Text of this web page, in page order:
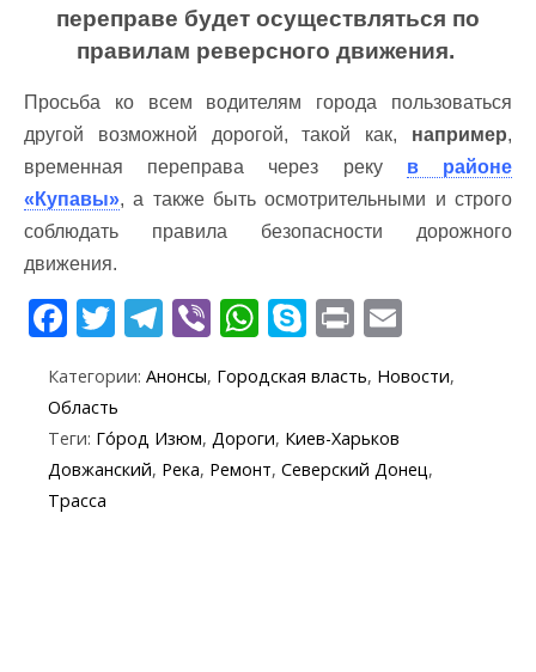
переправе будет осуществляться по
правилам реверсного движения.
Просьба ко всем водителям города пользоваться
другой возможной дорогой, такой как, например,
временная переправа через реку в районе
«Купавы», а также быть осмотрительными и строго
соблюдать правила безопасности дорожного
движения.
F
e
b
o
o
T
itt
er
T
e
gr
a
Vi
er
W
at
s
A
S
y
p
e
Pr
t ai
Категории: Анонсы, Городская власть, Новости,
Область
Теги: Го́род Изюм, Дороги, Киев-Харьков
Довжанский, Река, Ремонт, Северский Донец,
Трасса